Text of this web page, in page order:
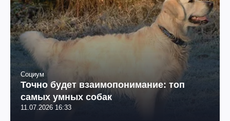
Социум
Точно будет взаимопонимание: топ
самых умных собак
11.07.2026 16:33